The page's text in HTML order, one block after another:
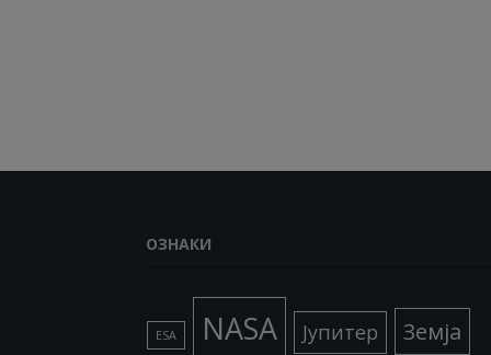
ОЗНАКИ
ESA NASA Јупитер Земја